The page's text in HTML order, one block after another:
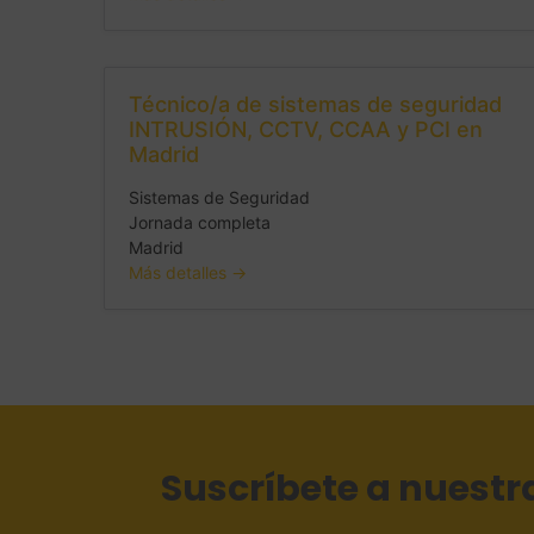
Técnico/a de sistemas de seguridad
INTRUSIÓN, CCTV, CCAA y PCI en
Madrid
Sistemas de Seguridad
Jornada completa
Madrid
Más detalles
Suscríbete a